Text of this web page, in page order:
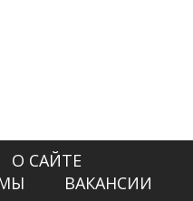
О САЙТЕ
ВАКАНСИИ